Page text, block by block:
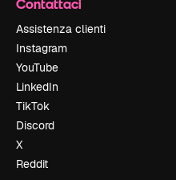
Contattaci
Assistenza clienti
Instagram
YouTube
LinkedIn
TikTok
Discord
X
Reddit